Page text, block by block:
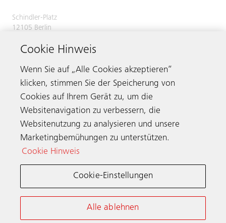
Schindler-Platz
12105 Berlin
Telefax 030 7029 2620
Kontaktieren
Schindler weltweit
Cookie Hinweis
Wenn Sie auf „Alle Cookies akzeptieren“
klicken, stimmen Sie der Speicherung von
Cookies auf Ihrem Gerät zu, um die
Websitenavigation zu verbessern, die
Websitenutzung zu analysieren und unsere
Marketingbemühungen zu unterstützen.
Cookie Hinweis
Cookie-Einstellungen
Alle ablehnen